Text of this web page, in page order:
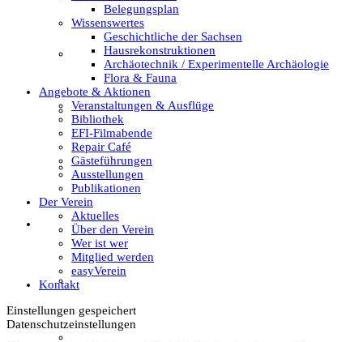
Plattdeutsch
Sachsenhof
Textil
Sachsenhof
Über den Sachsenhof
Belegungsplan
Wissenswertes
Geschichtliche der Sachsen
Hausrekonstruktionen
Archäotechnik / Experimentelle Archäologie
Flora & Fauna
Angebote & Aktionen
Veranstaltungen & Ausflüge
Bibliothek
EFI-Filmabende
Repair Café
Gästeführungen
Ausstellungen
Publikationen
Der Verein
Aktuelles
Über den Verein
Wer ist wer
Mitglied werden
easyVerein
Kontakt
Einstellungen gespeichert
Datenschutzeinstellungen